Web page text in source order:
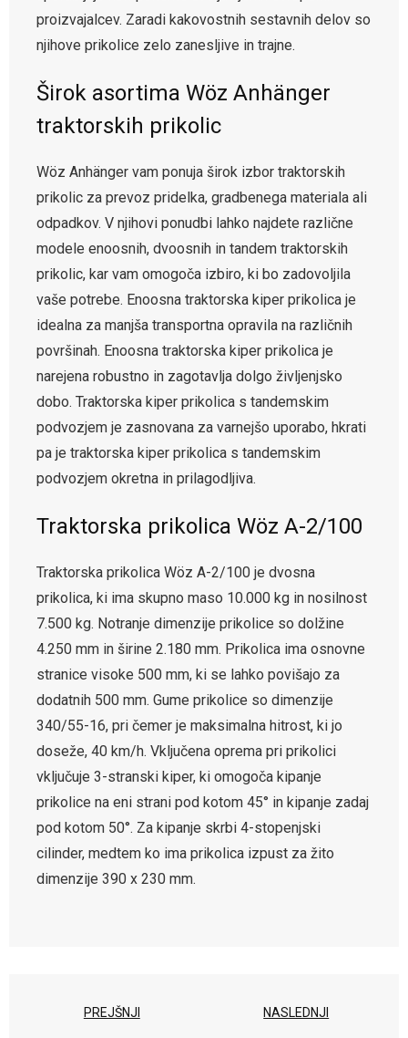
proizvajalcev. Zaradi kakovostnih sestavnih delov so
njihove prikolice zelo zanesljive in trajne.
Širok asortima Wöz Anhänger
traktorskih prikolic
Wöz Anhänger vam ponuja širok izbor traktorskih
prikolic za prevoz pridelka, gradbenega materiala ali
odpadkov. V njihovi ponudbi lahko najdete različne
modele enoosnih, dvoosnih in tandem traktorskih
prikolic, kar vam omogoča izbiro, ki bo zadovoljila
vaše potrebe. Enoosna traktorska kiper prikolica je
idealna za manjša transportna opravila na različnih
površinah. Enoosna traktorska kiper prikolica je
narejena robustno in zagotavlja dolgo življenjsko
dobo. Traktorska kiper prikolica s tandemskim
podvozjem je zasnovana za varnejšo uporabo, hkrati
pa je traktorska kiper prikolica s tandemskim
podvozjem okretna in prilagodljiva.
Traktorska prikolica Wöz A-2/100
Traktorska prikolica Wöz A-2/100 je dvosna
prikolica, ki ima skupno maso 10.000 kg in nosilnost
7.500 kg. Notranje dimenzije prikolice so dolžine
4.250 mm in širine 2.180 mm. Prikolica ima osnovne
stranice visoke 500 mm, ki se lahko povišajo za
dodatnih 500 mm. Gume prikolice so dimenzije
340/55-16, pri čemer je maksimalna hitrost, ki jo
doseže, 40 km/h. Vključena oprema pri prikolici
vključuje 3-stranski kiper, ki omogoča kipanje
prikolice na eni strani pod kotom 45° in kipanje zadaj
pod kotom 50°. Za kipanje skrbi 4-stopenjski
cilinder, medtem ko ima prikolica izpust za žito
dimenzije 390 x 230 mm.
PREJŠNJI NASLEDNJI